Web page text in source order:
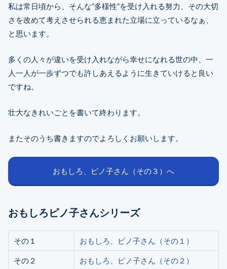
私は常日頃から、そんな”多様性”を受け入れる努力、その大切
さを改めて考えさせられる恵まれた立場に立っているなぁ、
と思います。
多くの人々が違いを受け入れながら幸せになれる世の中、一
人一人が一歩ずつでも許しあえるように生きていけると良い
ですね。
壮大なきれいごとを書いて終わります。
またそのうち書きますのでよろしくお願いします。
おもしろ、ピノ子さん（その３）へ
おもしろピノ子さんシリーズ
その１
おもしろ、ピノ子さん（その１）
その２
おもしろ、ピノ子さん（その２）